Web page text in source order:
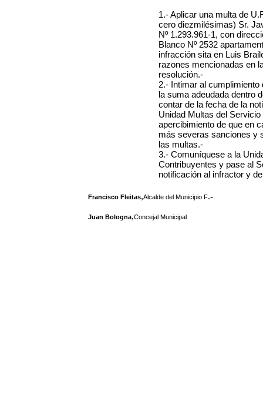
1.- Aplicar una multa de
cero diezmilésimas) Sr.
Nº 1.293.961-1, con
Blanco Nº 2532
infracción sita en Luis
razones mencionadas en
resolución.-
2.- Intimar al
la suma adeudada dentro
contar de la fecha de la
Unidad Multas del
apercibimiento de que en
más severas sanciones y
las multas.-
3.- Comuníquese a la
Contribuyentes y pase al
notificación al infractor y
Francisco Fleitas,Alcalde del Municipio F.-
Juan Bologna,Concejal Municipal